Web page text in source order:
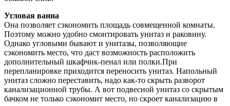
Угловая ванна
Она позволяет сэкономить площадь совмещенной комнаты.
Поэтому можно удобно смонтировать унитаз и раковину.
Однако угловыми бывают и унитазы, позволяющие
сэкономить место, что даст возможность расположить
дополнительный шкафчик-пенал или полки.При
перепланировке приходится переносить унитаз. Напольный
унитаз сложно переставить, надо как-то скрыть разворот
канализационной трубы. А вот подвесной унитаз со скрытым
бачком не только сэкономит место, но скроет канализацию в